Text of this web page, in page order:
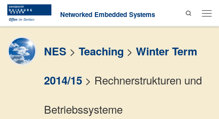
Skip to contentNetworked Embedded Systems
Search
Menu
NES > Teaching > Winter Term
2014/15 > Rechnerstrukturen und
Betriebssysteme